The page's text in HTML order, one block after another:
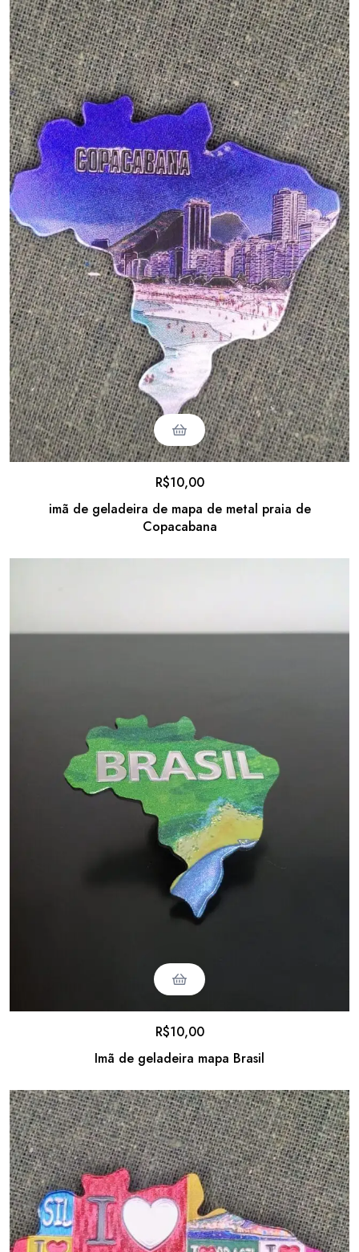
imã de geladeira de mapa de metal praia de
Copacabana
R$10,00
Imã de geladeira mapa Brasil
R$10,00